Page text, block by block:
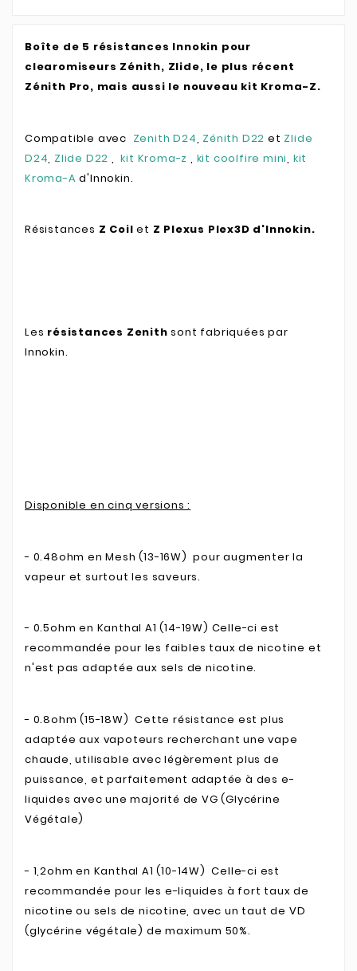
Boîte de 5 résistances Innokin pour
clearomiseurs Zénith, Zlide, le plus récent
Zénith Pro, mais aussi le nouveau kit Kroma-Z.
Compatible avec Zenith D24 Zénith D22 et Zlide
D24 Zlide D22 kit Kroma-z kit coolfire mini kit
Kroma-A d'Innokin.
Résistances Z Coil et Z Plexus Plex3D d'Innokin.
Les résistances Zenith sont fabriquées par
Innokin.
Disponible en cinq versions :
- 0.48ohm en Mesh (13-16W) pour augmenter la
vapeur et surtout les saveurs.
- 0.5ohm en Kanthal A1 (14-19W) Celle-ci est
recommandée pour les faibles taux de nicotine et
n'est pas adaptée aux sels de nicotine.
- 0.8ohm (15-18W) Cette résistance est plus
adaptée aux vapoteurs recherchant une vape
chaude, utilisable avec légèrement plus de
puissance, et parfaitement adaptée à des e-
liquides avec une majorité de VG (Glycérine
Végétale)
- 1,2ohm en Kanthal A1 (10-14W)Celle-ci est
recommandée pour les e-liquides à fort taux de
nicotine ou sels de nicotine, avec un taut de VD
(glycérine végétale) de maximum 50%.